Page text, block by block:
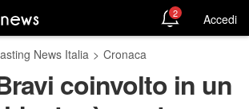
2 Accedi
News Italia > Cronaca
coinvolto in un